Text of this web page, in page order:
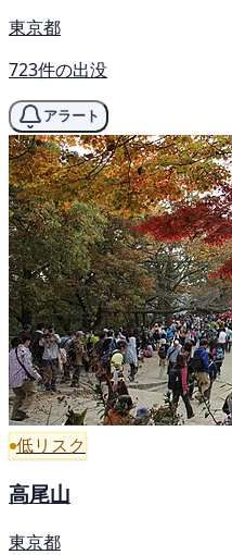
東京都
723件の出没
アラート
低リスク
高尾山
東京都